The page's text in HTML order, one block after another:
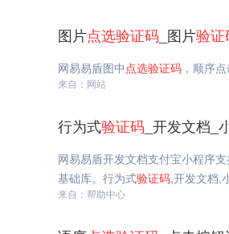
图片点选验证码 _图片验证
网易易盾图中点选验证码 ，顺序
来自：网站
行为式验证码 _开发文档
网易易盾开发文档支付宝小程序
基础库。行为式验证码,开发文档,
来自：帮助中心